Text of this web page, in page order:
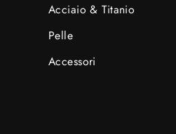
Acciaio & Titanio
Pelle
Accessori